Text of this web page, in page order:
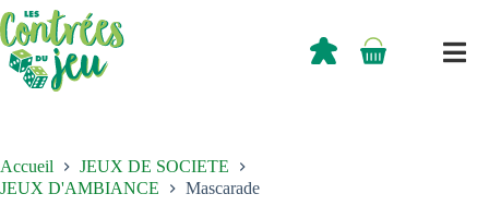
Passer
au
contenu
Panier
0,00
Accueil
JEUX DE SOCIETE
JEUX D'AMBIANCE
Mascarade